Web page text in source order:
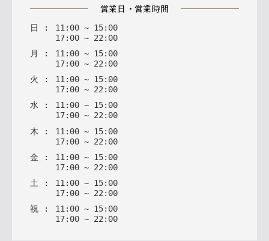
営業日・営業時間
日 : 11 : 00 ~ 15: 00
17: 00 ~ 22 : 00
月
: 11 : 00 ~ 15: 00
17: 00 ~ 22 : 00
火
: 11: 00 ~ 15: 00
17: 00 ~ 22: 00
水 : 11: 00 ~ 15: 00
17: 00 ~ 22: 00
木 : 11 : 00 ~ 15: 00
17: 00 ~ 22 : 00
金 : 11 : 00 ~ 15: 00
17: 00 ~ 22 : 00
土 : 11 : 00 ~ 15: 00
17: 00 ~ 22 : 00
祝 : 11 : 00 ~ 15: 00
17: 00 ~ 22 : 00